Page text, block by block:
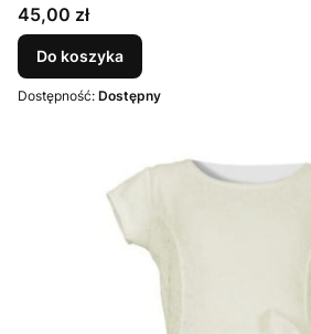
Cena
45,00 zł
Do koszyka
Dostępność: Dostępny